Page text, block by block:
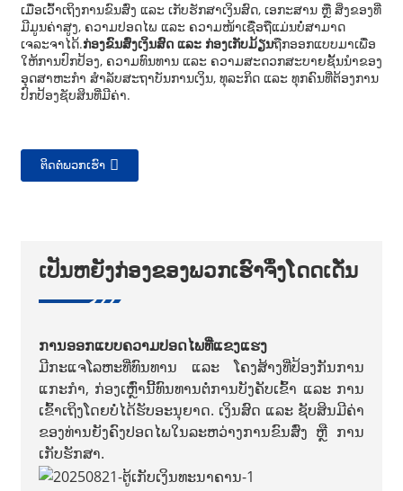
ເມື່ອເວົ້າເຖິງການຂົນສົ່ງ ແລະ ເກັບຮັກສາເງິນສົດ, ເອກະສານ ຫຼື ສິ່ງຂອງທີ່
ມີມູນຄ່າສູງ, ຄວາມປອດໄພ ແລະ ຄວາມໜ້າເຊື່ອຖືແມ່ນບໍ່ສາມາດ
ເຈລະຈາໄດ້.ກ່ອງຂົນສົ່ງເງິນສົດ ແລະ ກ່ອງເກັບມ້ຽນຖືກອອກແບບມາເພື່ອ
ໃຫ້ການປົກປ້ອງ, ຄວາມທົນທານ ແລະ ຄວາມສະດວກສະບາຍຊັ້ນນໍາຂອງ
ອຸດສາຫະກໍາ ສໍາລັບສະຖາບັນການເງິນ, ທຸລະກິດ ແລະ ທຸກຄົນທີ່ຕ້ອງການ
ປົກປ້ອງຊັບສິນທີ່ມີຄ່າ.
ຕິດຕໍ່ພວກເຮົາ
ເປັນຫຍັງກ່ອງຂອງພວກເຮົາຈຶ່ງໂດດເດັ່ນ
ການອອກແບບຄວາມປອດໄພທີ່ແຂງແຮງ
ມີກະແຈໂລຫະທີ່ທົນທານ ແລະ ໂຄງສ້າງທີ່ປ້ອງກັນການ
ແກະກຳ, ກ່ອງເຫຼົ່ານີ້ທົນທານຕໍ່ການບັງຄັບເຂົ້າ ແລະ ການ
ເຂົ້າເຖິງໂດຍບໍ່ໄດ້ຮັບອະນຸຍາດ. ເງິນສົດ ແລະ ຊັບສິນມີຄ່າ
ຂອງທ່ານຍັງຄົງປອດໄພໃນລະຫວ່າງການຂົນສົ່ງ ຫຼື ການ
ເກັບຮັກສາ.